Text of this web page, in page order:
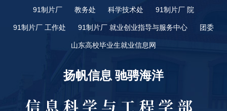
91制片厂 教务处 科学技术处 91制片厂 院
91制片厂 工作处 91制片厂 就业创业指导与服务中心 团委
山东高校毕业生就业信息网
扬帆信息 驰骋海洋